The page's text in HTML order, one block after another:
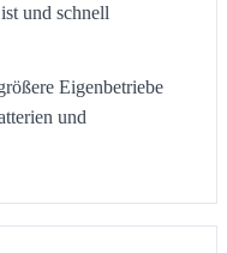
und schnell
Eigenbetriebe
und